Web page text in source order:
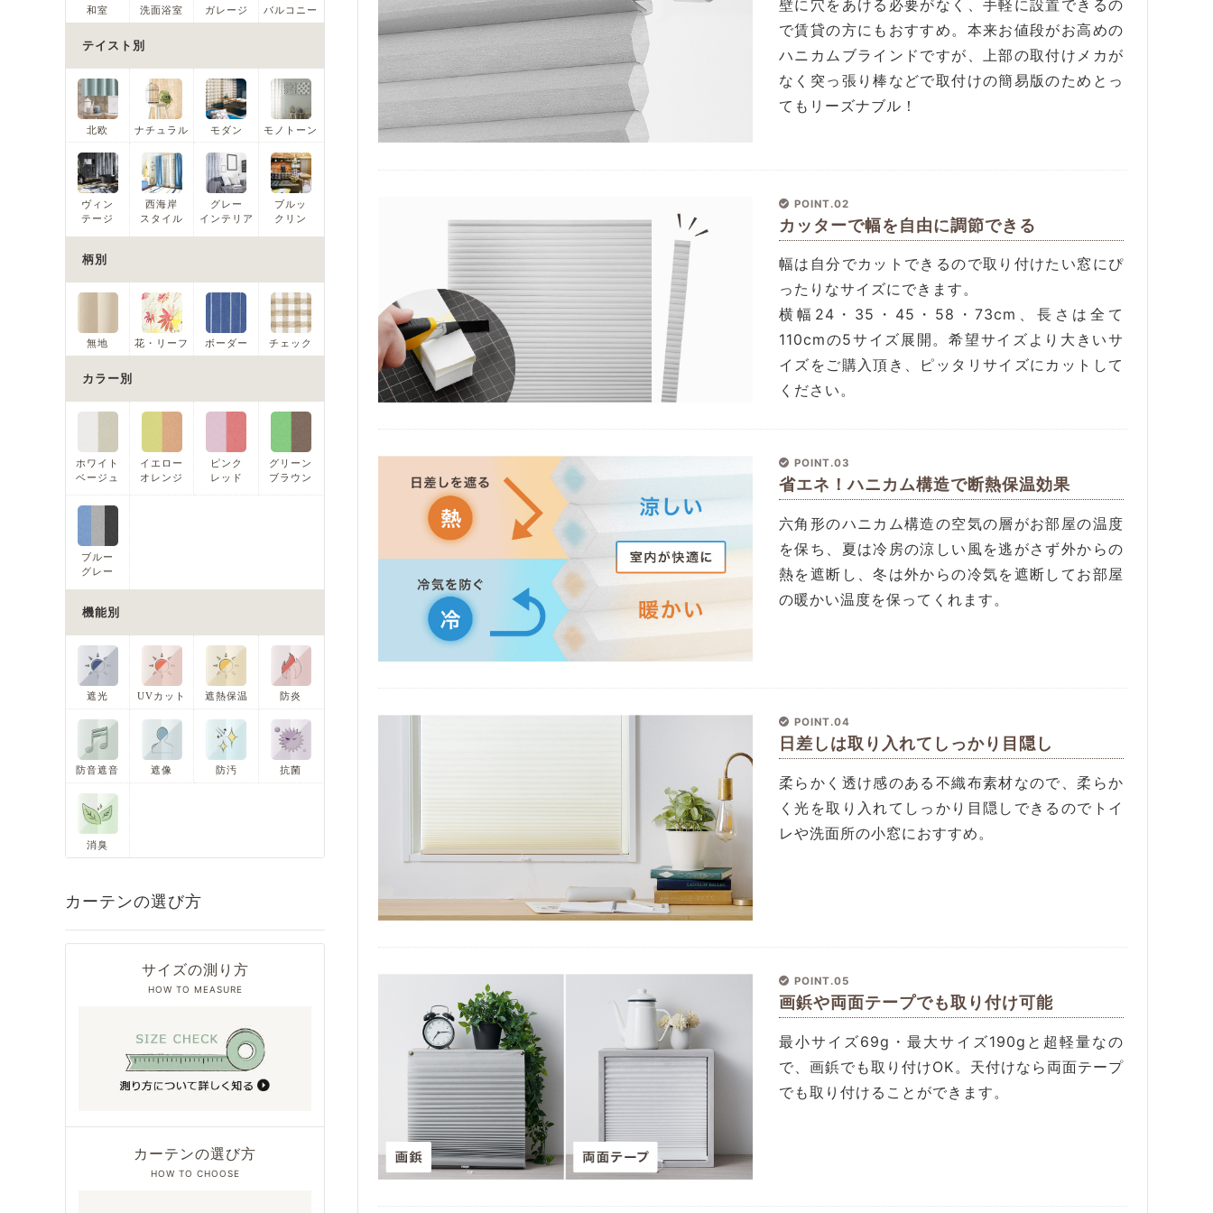
壁に穴をあける必要がなく、手軽に設置できるの
で賃貸の方にもおすすめ。本来お値段がお高めの
ハニカムブラインドですが、上部の取付けメカが
なく突っ張り棒などで取付けの簡易版のためとっ
てもリーズナブル！
POINT.02
カッターで幅を自由に調節できる
幅は自分でカットできるので取り付けたい窓にぴ
ったりなサイズにできます。
横幅24・35・45・58・73cm、長さは全て
110cmの5サイズ展開。希望サイズより大きいサ
イズをご購入頂き、ピッタリサイズにカットして
ください。
POINT.03
省エネ！ハニカム構造で断熱保温効果
六角形のハニカム構造の空気の層がお部屋の温度
を保ち、夏は冷房の涼しい風を逃がさず外からの
熱を遮断し、冬は外からの冷気を遮断してお部屋
の暖かい温度を保ってくれます。
POINT.04
日差しは取り入れてしっかり目隠し
柔らかく透け感のある不織布素材なので、柔らか
く光を取り入れてしっかり目隠しできるのでトイ
レや洗面所の小窓におすすめ。
POINT.05
画鋲や両面テープでも取り付け可能
最小サイズ69g・最大サイズ190gと超軽量なの
で、画鋲でも取り付けOK。天付けなら両面テープ
でも取り付けることができます。
和室 洗面浴室 ガレージ バルコニー
テイスト別
北欧 ナチュラル モダン モノトーン
ヴィン
テージ
西海岸
スタイル
グレー
インテリア
ブルッ
クリン
柄別
無地 花・リーフ ボーダー チェック
カラー別
ホワイト
ベージュ
イエロー
オレンジ
ピンク
レッド
グリーン
ブラウン
ブルー
グレー
機能別
遮光 UVカット 遮熱保温 防炎
防音遮音 遮像 防汚 抗菌
消臭
カーテンの選び方
サイズの測り方
HOW TO MEASURE
カーテンの選び方
HOW TO CHOOSE